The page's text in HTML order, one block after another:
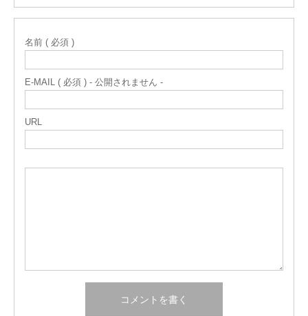
名前 ( 必須 )
E-MAIL ( 必須 ) - 公開されません -
URL